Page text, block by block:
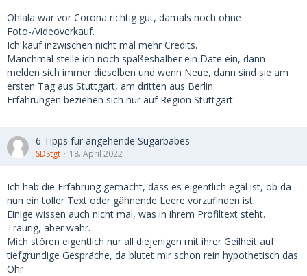
Ohlala war vor Corona richtig gut, damals noch ohne
Foto-/Videoverkauf.
Ich kauf inzwischen nicht mal mehr Credits.
Manchmal stelle ich noch spaßeshalber ein Date ein, dann
melden sich immer dieselben und wenn Neue, dann sind sie am
ersten Tag aus Stuttgart, am dritten aus Berlin.
Erfahrungen beziehen sich nur auf Region Stuttgart.
6 Tipps für angehende Sugarbabes
SDStgt 18. April 2022
Ich hab die Erfahrung gemacht, dass es eigentlich egal ist, ob da
nun ein toller Text oder gähnende Leere vorzufinden ist.
Einige wissen auch nicht mal, was in ihrem Profiltext steht.
Traurig, aber wahr.
Mich stören eigentlich nur all diejenigen mit ihrer Geilheit auf
tiefgründige Gespräche, da blutet mir schon rein hypothetisch das
Ohr